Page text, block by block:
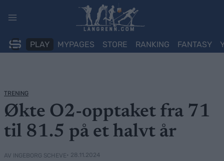
PLAY MYPAGES STORE RANKING FANTASY
TRENING
Økte O2-opptaket fra 71
til 81.5 på et halvt år
AV INGEBORG SCHEVE• 28.11.2024